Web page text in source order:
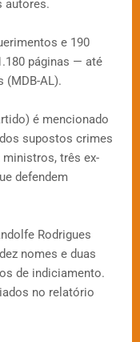
autores.
e 190
páginas — até
(MDB-AL).
é mencionado
supostos crimes
três ex-
defendem
Rodrigues
nomes e duas
de indiciamento.
no relatório